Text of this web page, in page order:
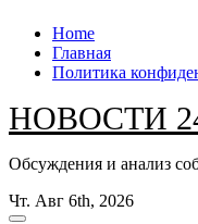
Перейти
содержанию
Home
Главная
Политика
НОВОСТИ
Обсуждения и анализ
Чт. Авг 6th, 2026